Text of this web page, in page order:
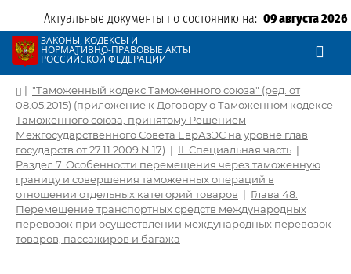
Актуальные документы по состоянию на: 09 августа 2026
ЗАКОНЫ, КОДЕКСЫ И
НОРМАТИВНО-ПРАВОВЫЕ АКТЫ
РОССИЙСКОЙ ФЕДЕРАЦИИ
| "Таможенный кодекс Таможенного союза" (ред. от
08.05.2015) (приложение к Договору о Таможенном кодексе
Таможенного союза, принятому Решением
Межгосударственного Совета ЕврАзЭС на уровне глав
государств от 27.11.2009 N 17) | II. Специальная часть |
Раздел 7. Особенности перемещения через таможенную
границу и совершения таможенных операций в
отношении отдельных категорий товаров | Глава 48.
Перемещение транспортных средств международных
перевозок при осуществлении международных перевозок
товаров, пассажиров и багажа